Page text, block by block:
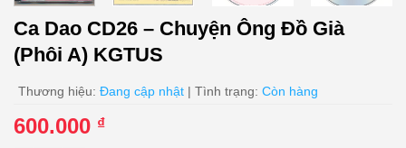
Ca Dao CD26 – Chuyện Ông Đồ Già
(Phôi A) KGTUS
Thương hiệu: Đang cập nhật | Tình trạng: Còn hàng
600.000 ₫